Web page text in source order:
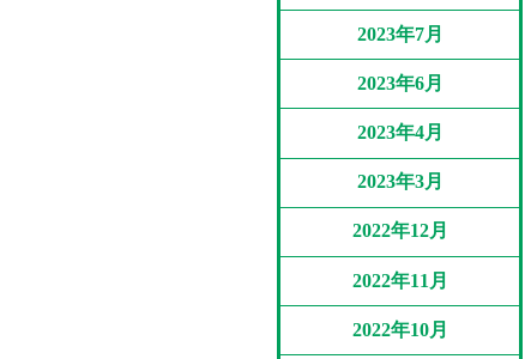
2023年7月
2023年6月
2023年4月
2023年3月
2022年12月
2022年11月
2022年10月